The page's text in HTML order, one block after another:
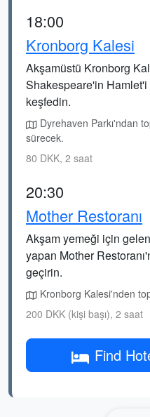
18:00
Kronborg Kalesi
Akşamüstü Kronborg
Shakespeare'in Hamlet'i
keşfedin.
Dyrehaven Parkı'ndan
sürecek.
80 DKK, 2 saat
20:30
Mother Restoranı
Akşam yemeği için
yapan Mother
geçirin.
Kronborg Kalesi'nden
200 DKK (kişi başı), 2 saat
Find